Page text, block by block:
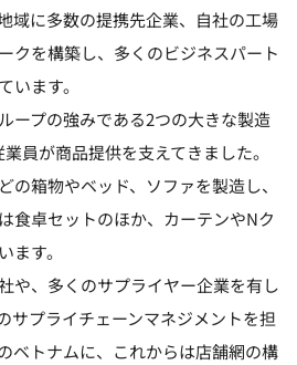
域に多数の提携先企業、自社の工場
クを構築し、多くのビジネスパート
います。
ープの強みである2つの大きな製造
員が商品提供を支えてきました。
の箱物やベッド、ソファを製造し、
食卓セットのほか、カーテンやNク
ます。
や、多くのサプライヤー企業を有し
サプライチェーンマネジメントを担
ベトナムに、これからは店舗網の構